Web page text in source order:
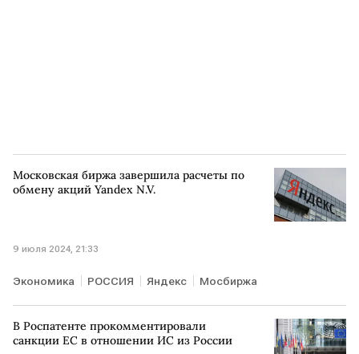
Московская биржа завершила расчеты по
обмену акций Yandex N.V.
9 июля 2024, 21:33
Экономика РОССИЯ Яндекс Мосбиржа
В Роспатенте прокомментировали
санкции ЕС в отношении ИС из России